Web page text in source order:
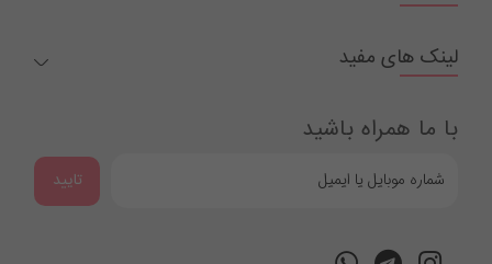
لینک های مفید
با ما همراه باشید
تایید